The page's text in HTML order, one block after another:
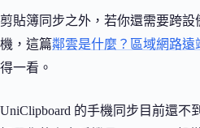
剪貼簿同步之外，若你還需要跨設
機，這篇鄰雲是什麼？區域網路遠
得一看。
UniClipboard 的手機同步目前還不